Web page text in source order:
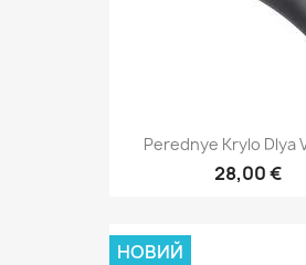
Perednye Krylo Dlya
28,00 €
НОВИЙ